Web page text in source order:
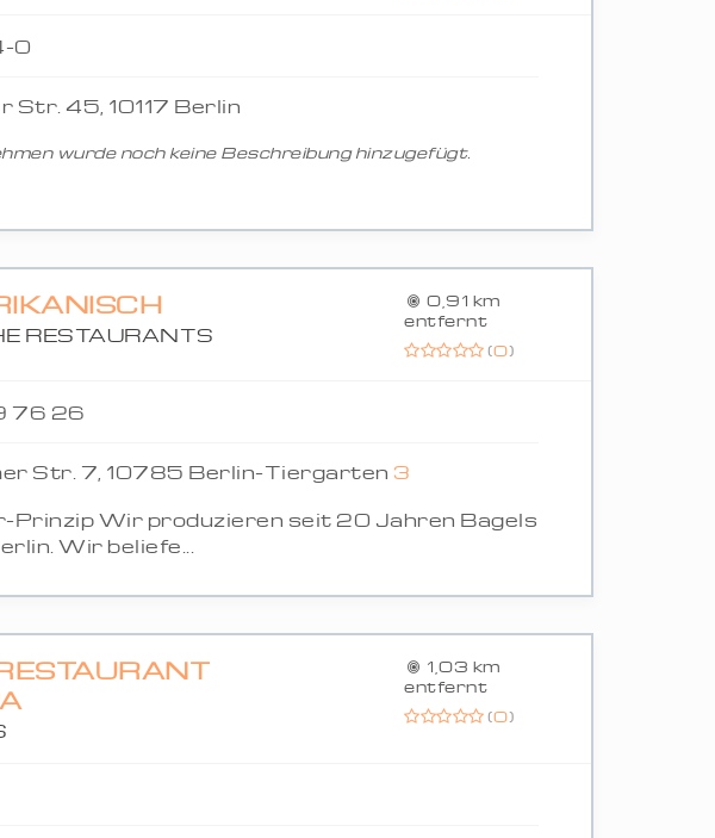
0
Str. 45, 10117 Berlin
wurde noch keine Beschreibung hinzugefügt.
RESTAURANTS
0,91 km
entfernt
(0)
76 26
Str. 7, 10785 Berlin-Tiergarten 3
Prinzip Wir produzieren seit 20 Jahren Bagels
Wir beliefe...
1,03 km
entfernt
(0)